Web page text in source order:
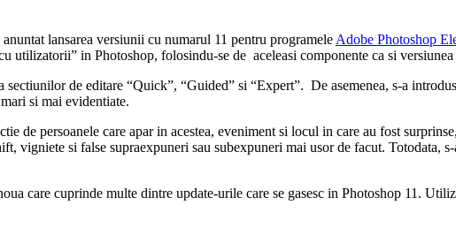
anuntat lansarea versiunii cu numarul 11 pentru programele Adobe Photoshop
utilizatorii” in Photoshop, folosindu-se de aceleasi componente ca si
de editare “Quick”, “Guided” si “Expert”. De asemenea, s-a
si mai evidentiate.
de persoanele care apar in acestea, eveniment si locul in care au fost
vigniete si false supraexpuneri sau subexpuneri mai usor de facut.
care cuprinde multe dintre update-urile care se gasesc in Photoshop 11.